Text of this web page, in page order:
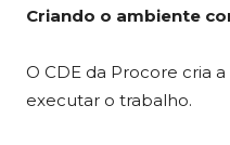
Criando o ambiente
O CDE da Procore cria
executar o trabalho.